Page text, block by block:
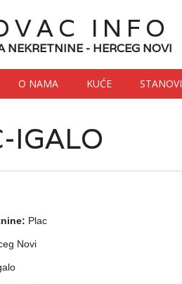
INFO
NEKRETNINE - HERCEG NOVI
O NAMA KUĆE STANOVI
IGALO
Plac
Novi